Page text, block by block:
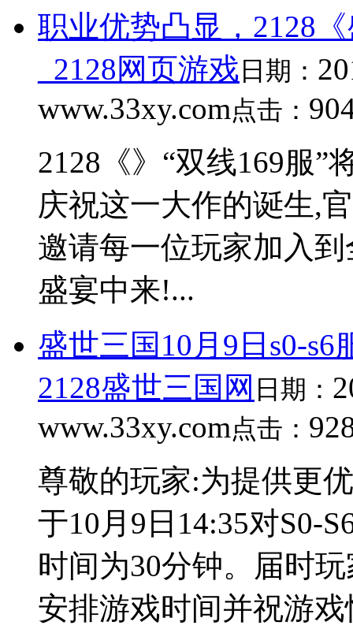
职业优势凸显，2128
_2128网页游戏 日期：
www.33xy.com点击：
2128《》“双线169服”
庆祝这一大作的诞生,
邀请每一位玩家加入
盛宴中来!...
盛世三国10月9日s0-
2128盛世三国网 日期：
www.33xy.com点击：
尊敬的玩家:为提供更
于10月9日14:35对S0-
时间为30分钟。届时
安排游戏时间并祝游